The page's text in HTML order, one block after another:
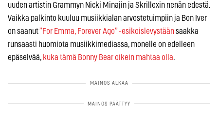
uuden artistin Grammyn Nicki Minajin ja Skrillexin nenän edestä.
Vaikka palkinto kuuluu musiikkialan arvostetuimpiin ja Bon Iver
on saanut”For Emma, Forever Ago” -esikoislevystäänsaakka
runsaasti huomiota musiikkimediassa, monelle on edelleen
epäselvää, kuka tämä Bonny Bear oikein mahtaa olla.